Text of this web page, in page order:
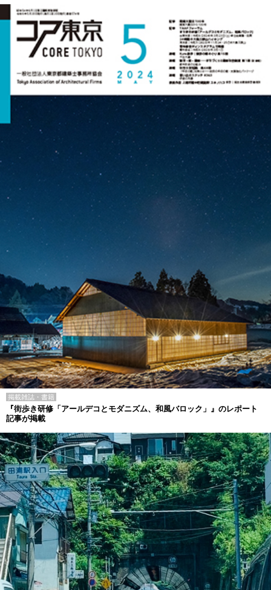
掲載雑誌・書籍
『街歩き研修「アールデコとモダニズム、和風バロック」』のレポート
記事が掲載